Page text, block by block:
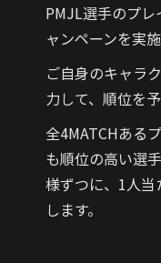
PMJL選手のプ
ャンペーンを実施
ご自身のキャラ
力して、順位を
全4MATCHある
も順位の高い選
様ずつに、1人
します。